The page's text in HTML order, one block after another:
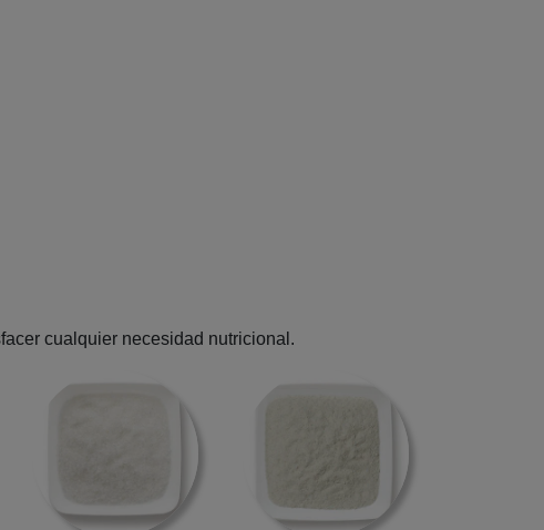
cualquier necesidad nutricional.